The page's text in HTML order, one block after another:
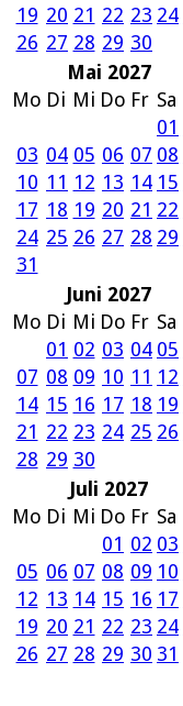
19 20 21 22 23 24
26 27 28 29 30
Mai 2027
Mo Di Mi Do Fr Sa
01
03 04 05 06 07 08
10 11 12 13 14 15
17 18 19 20 21 22
24 25 26 27 28 29
31
Juni 2027
Mo Di Mi Do Fr Sa
01 02 03 04 05
07 08 09 10 11 12
14 15 16 17 18 19
21 22 23 24 25 26
28 29 30
Juli 2027
Mo Di Mi Do Fr Sa
01 02 03
05 06 07 08 09 10
12 13 14 15 16 17
19 20 21 22 23 24
26 27 28 29 30 31